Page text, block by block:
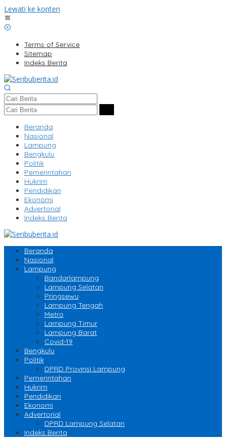
Lewati ke konten
Terms of Service
Sitemap
Indeks Berita
Beranda
Nasional
Lampung
Bengkulu
Politik
Pemerintahan
Hukrim
Pendidikan
Ekonomi
Advertorial
Indeks Berita
Beranda
Nasional
Lampung
Bandarlampung
Lampung Selatan
Pringsewu
Lampung Tengah
Metro
Lampung Timur
Lampung Barat
Covid-19
Bengkulu
Politik
DPRD Provinsi Lampung
Pemerintahan
Hukrim
Pendidikan
Ekonomi
Advertorial
DPRD Lampung Selatan
Indeks Berita